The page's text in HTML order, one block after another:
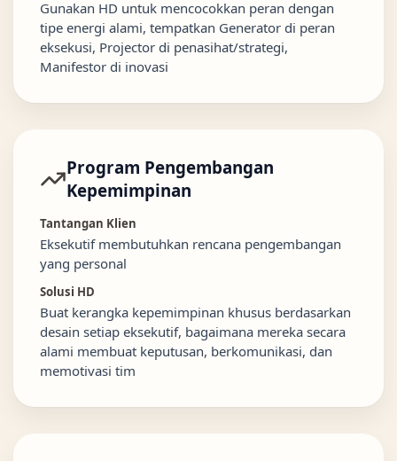
Gunakan HD untuk mencocokkan peran dengan
tipe energi alami, tempatkan Generator di peran
eksekusi, Projector di penasihat/strategi,
Manifestor di inovasi
Program Pengembangan
Kepemimpinan
Tantangan Klien
Eksekutif membutuhkan rencana pengembangan
yang personal
Solusi HD
Buat kerangka kepemimpinan khusus berdasarkan
desain setiap eksekutif, bagaimana mereka secara
alami membuat keputusan, berkomunikasi, dan
memotivasi tim